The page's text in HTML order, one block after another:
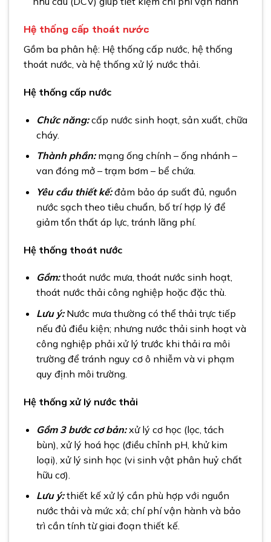
Hệ thống cấp thoát nước
Gồm ba phân hệ: Hệ thống cấp nước, hệ thống
thoát nước, và hệ thống xử lý nước thải.
Hệ thống cấp nước
Chức năng:cấp nước sinh hoạt, sản xuất, chữa
cháy.
Thành phần:mạng ống chính – ống nhánh –
van đóng mở – trạm bơm – bể chứa.
Yêu cầu thiết kế:đảm bảo áp suất đủ, nguồn
nước sạch theo tiêu chuẩn, bố trí hợp lý để
giảm tổn thất áp lực, tránh lãng phí.
Hệ thống thoát nước
Gồm:thoát nước mưa, thoát nước sinh hoạt,
thoát nước thải công nghiệp hoặc đặc thù.
Lưu ý: Nước mưa thường có thể thải trực tiếp
nếu đủ điều kiện; nhưng nước thải sinh hoạt và
công nghiệp phải xử lý trước khi thải ra môi
trường để tránh nguy cơ ô nhiễm và vi phạm
quy định môi trường.
Hệ thống xử lý nước thải
Gồm 3 bước cơ bản:xử lý cơ học (lọc, tách
bùn), xử lý hoá học (điều chỉnh pH, khử kim
loại), xử lý sinh học (vi sinh vật phân huỷ chất
hữu cơ).
Lưu ý:thiết kế xử lý cần phù hợp với nguồn
nước thải và mức xả; chí phí vận hành và bảo
trì cần tính từ giai đoạn thiết kế.